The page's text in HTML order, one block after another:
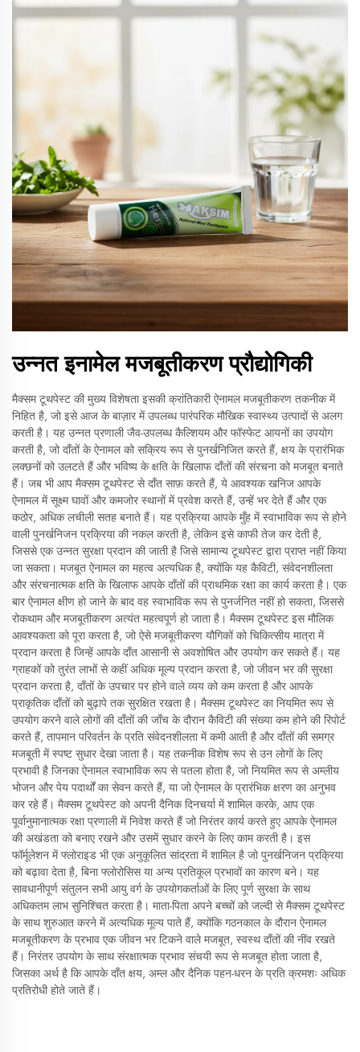
उन्नत इनामेल मजबूतीकरण प्रौद्योगिकी
मैक्सम टूथपेस्ट की मुख्य विशेषता इसकी क्रांतिकारी ऐनामल मजबूतीकरण तकनीक में
निहित है, जो इसे आज के बाज़ार में उपलब्ध पारंपरिक मौखिक स्वास्थ्य उत्पादों से अलग
करती है। यह उन्नत प्रणाली जैव-उपलब्ध कैल्शियम और फॉस्फेट आयनों का उपयोग
करती है, जो दाँतों के ऐनामल को सक्रिय रूप से पुनर्खनिजित करते हैं, क्षय के प्रारंभिक
लक्छनों को उलटते हैं और भविष्य के क्षति के खिलाफ दाँतों की संरचना को मजबूत बनाते
हैं। जब भी आप मैक्सम टूथपेस्ट से दाँत साफ़ करते हैं, ये आवश्यक खनिज आपके
ऐनामल में सूक्ष्म घावों और कमजोर स्थानों में प्रवेश करते हैं, उन्हें भर देते हैं और एक
कठोर, अधिक लचीली सतह बनाते हैं। यह प्रक्रिया आपके मुँह में स्वाभाविक रूप से होने
वाली पुनर्खनिजन प्रक्रिया की नकल करती है, लेकिन इसे काफी तेज कर देती है,
जिससे एक उन्नत सुरक्षा प्रदान की जाती है जिसे सामान्य टूथपेस्ट द्वारा प्राप्त नहीं किया
जा सकता। मजबूत ऐनामल का महत्व अत्यधिक है, क्योंकि यह कैविटी, संवेदनशीलता
और संरचनात्मक क्षति के खिलाफ आपके दाँतों की प्राथमिक रक्षा का कार्य करता है। एक
बार ऐनामल क्षीण हो जाने के बाद वह स्वाभाविक रूप से पुनर्जनित नहीं हो सकता, जिससे
रोकथाम और मजबूतीकरण अत्यंत महत्वपूर्ण हो जाता है। मैक्सम टूथपेस्ट इस मौलिक
आवश्यकता को पूरा करता है, जो ऐसे मजबूतीकरण यौगिकों को चिकित्सीय मात्रा में
प्रदान करता है जिन्हें आपके दाँत आसानी से अवशोषित और उपयोग कर सकते हैं। यह
ग्राहकों को तुरंत लाभों से कहीं अधिक मूल्य प्रदान करता है, जो जीवन भर की सुरक्षा
प्रदान करता है, दाँतों के उपचार पर होने वाले व्यय को कम करता है और आपके
प्राकृतिक दाँतों को बुढ़ापे तक सुरक्षित रखता है। मैक्सम टूथपेस्ट का नियमित रूप से
उपयोग करने वाले लोगों की दाँतों की जाँच के दौरान कैविटी की संख्या कम होने की रिपोर्ट
करते हैं, तापमान परिवर्तन के प्रति संवेदनशीलता में कमी आती है और दाँतों की समग्र
मजबूती में स्पष्ट सुधार देखा जाता है। यह तकनीक विशेष रूप से उन लोगों के लिए
प्रभावी है जिनका ऐनामल स्वाभाविक रूप से पतला होता है, जो नियमित रूप से अम्लीय
भोजन और पेय पदार्थों का सेवन करते हैं, या जो ऐनामल के प्रारंभिक क्षरण का अनुभव
कर रहे हैं। मैक्सम टूथपेस्ट को अपनी दैनिक दिनचर्या में शामिल करके, आप एक
पूर्वानुमानात्मक रक्षा प्रणाली में निवेश करते हैं जो निरंतर कार्य करते हुए आपके ऐनामल
की अखंडता को बनाए रखने और उसमें सुधार करने के लिए काम करती है। इस
फॉर्मूलेशन में फ्लोराइड भी एक अनुकूलित सांद्रता में शामिल है जो पुनर्खनिजन प्रक्रिया
को बढ़ावा देता है, बिना फ्लोरोसिस या अन्य प्रतिकूल प्रभावों का कारण बने। यह
सावधानीपूर्ण संतुलन सभी आयु वर्ग के उपयोगकर्ताओं के लिए पूर्ण सुरक्षा के साथ
अधिकतम लाभ सुनिश्चित करता है। माता-पिता अपने बच्चों को जल्दी से मैक्सम टूथपेस्ट
के साथ शुरुआत करने में अत्यधिक मूल्य पाते हैं, क्योंकि गठनकाल के दौरान ऐनामल
मजबूतीकरण के प्रभाव एक जीवन भर टिकने वाले मजबूत, स्वस्थ दाँतों की नींव रखते
हैं। निरंतर उपयोग के साथ संरक्षात्मक प्रभाव संचयी रूप से मजबूत होता जाता है,
जिसका अर्थ है कि आपके दाँत क्षय, अम्ल और दैनिक पहन-धरन के प्रति क्रमशः अधिक
प्रतिरोधी होते जाते हैं।